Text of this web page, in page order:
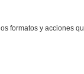
formatos y acciones